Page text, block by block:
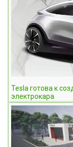
Tesla готова к
электрокара